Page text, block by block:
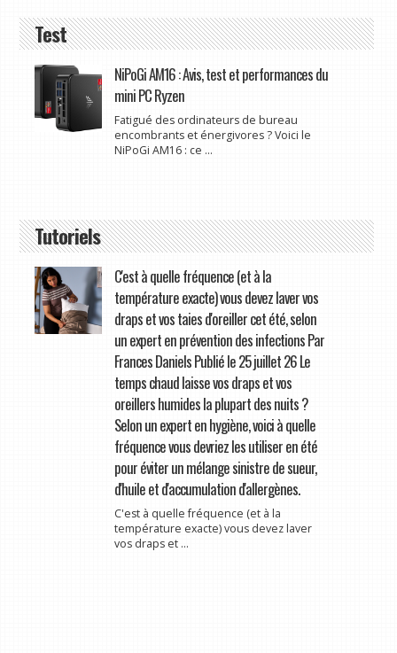
Test
NiPoGi AM16 : Avis, test et performances du
mini PC Ryzen
Fatigué des ordinateurs de bureau
encombrants et énergivores ? Voici le
NiPoGi AM16 : ce ...
Tutoriels
C'est à quelle fréquence (et à la
température exacte) vous devez laver vos
draps et vos taies d'oreiller cet été, selon
un expert en prévention des infections Par
Frances Daniels Publié le 25 juillet 26 Le
temps chaud laisse vos draps et vos
oreillers humides la plupart des nuits ?
Selon un expert en hygiène, voici à quelle
fréquence vous devriez les utiliser en été
pour éviter un mélange sinistre de sueur,
d'huile et d'accumulation d'allergènes.
C'est à quelle fréquence (et à la
température exacte) vous devez laver
vos draps et ...